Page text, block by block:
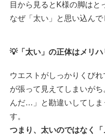
目から見るとK様の脚はと
なぜ「太い」と思い込ん
💡「太い」の正体はメリハ
ウエストがしっかりくび
が張って見えてしまいが
んだ…」と勘違いしてし
す。
つまり、太いのではなく